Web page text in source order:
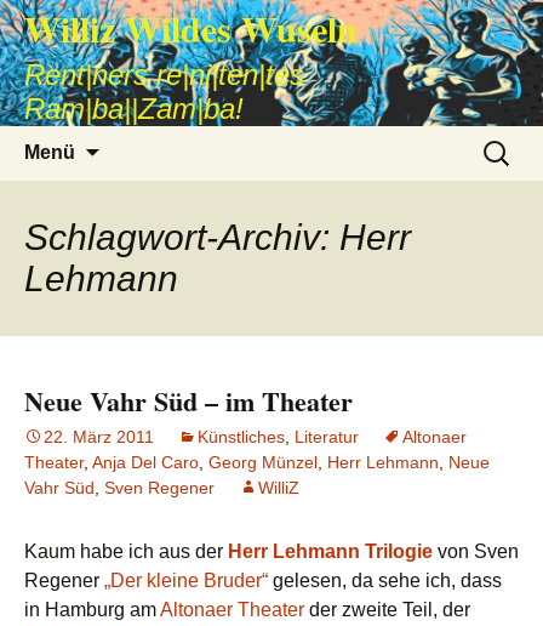
Williz Wildes Wuseln
Rent|ners re|ni|ten|tes
Ram|ba||Zam|ba!
Menü
Suche
nach:
Schlagwort-Archiv: Herr
Lehmann
Neue Vahr Süd – im Theater
22. März 2011 Künstliches Literatur
Altonaer
Theater, Anja Del Caro Georg Münzel Herr Lehmann
Neue
Vahr Süd Sven Regener WilliZ
Kaum habe ich aus der Herr Lehmann Trilogie von Sven
Regener „Der kleine Bruder“ gelesen, da sehe ich, dass
in Hamburg amAltonaer Theater der zweite Teil, der